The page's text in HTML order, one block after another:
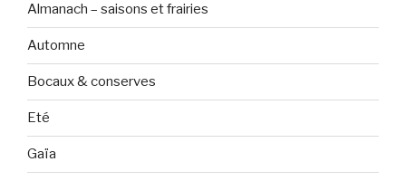
Almanach – saisons et frairies
Automne
Bocaux & conserves
Eté
Gaïa